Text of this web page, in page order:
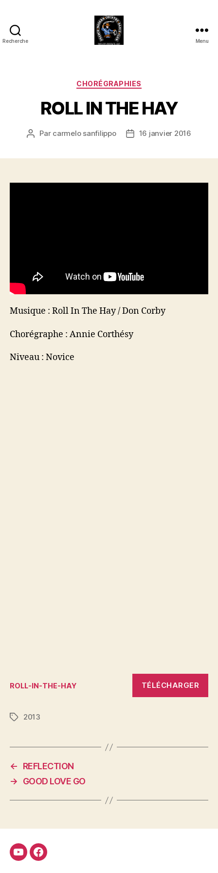
Recherche
de
Billy-
Berclau
(62)
Menu
Catégories
CHORÉGRAPHIES
ROLL IN THE HAY
Auteur
Par carmelo sanfilippo
Date16 janvier 2016
Musique : Roll In The Hay / Don Corby
Chorégraphe : Annie Corthésy
Niveau : Novice
ROLL-IN-THE-HAY TÉLÉCHARGER
Étiquettes
2013
←
REFLECTION
→
GOOD LOVE GO
YoutubeFacebook